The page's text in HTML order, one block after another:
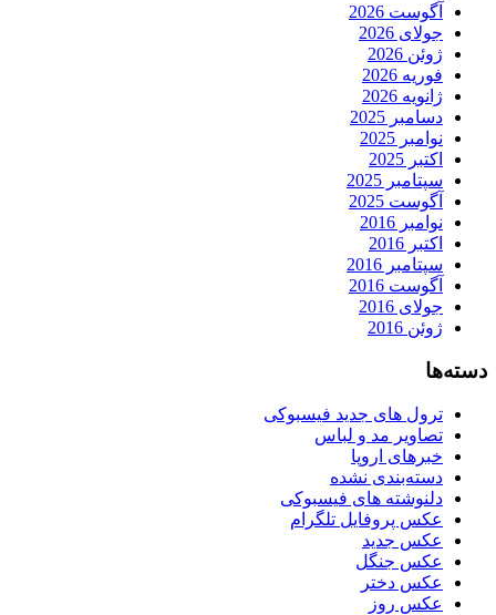
آگوست 2026
جولای 2026
ژوئن 2026
فوریه 2026
ژانویه 2026
دسامبر 2025
نوامبر 2025
اکتبر 2025
سپتامبر 2025
آگوست 2025
نوامبر 2016
اکتبر 2016
سپتامبر 2016
آگوست 2016
جولای 2016
ژوئن 2016
دسته‌ها
ترول های جدید فیسبوکی
تصاویر مد و لباس
خبرهای اروپا
دسته‌بندی نشده
دلنوشته های فیسبوکی
عکس پروفایل تلگرام
عکس جدید
عکس جنگل
عکس دختر
عکس روز